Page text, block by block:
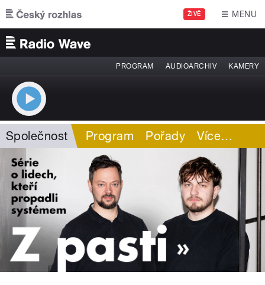
Přejít k hlavnímu obsahu
ŽIVĚ MENU
PROGRAM AUDIOARCHIV KAMERY
Společnost Program Pořady Více…